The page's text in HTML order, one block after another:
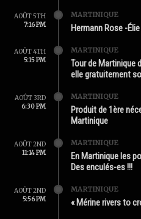
AOÛT 5TH
7:16 PM
MARTINIQUE
Hermann Rose -
AOÛT 4TH
5:15 PM
MARTINIQUE
Tour de Martinique
elle gratuitement
AOÛT 3RD
6:30 PM
MARTINIQUE
Produit de 1ère
Martinique
AOÛT 2ND
11:14 PM
MARTINIQUE
En Martinique les
Des enculés-es !!!
AOÛT 2ND
5:56 PM
MARTINIQUE
« Mérine rivers to